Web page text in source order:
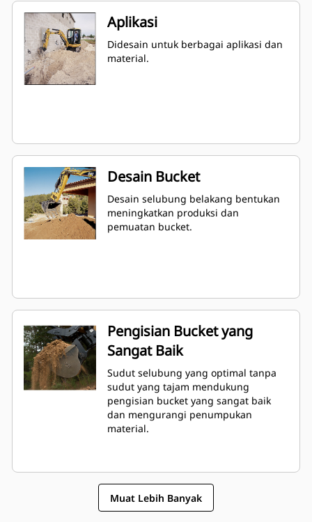
Aplikasi
Didesain untuk berbagai aplikasi dan
material.
Desain Bucket
Desain selubung belakang bentukan
meningkatkan produksi dan
pemuatan bucket.
Pengisian Bucket yang
Sangat Baik
Sudut selubung yang optimal tanpa
sudut yang tajam mendukung
pengisian bucket yang sangat baik
dan mengurangi penumpukan
material.
Muat Lebih Banyak